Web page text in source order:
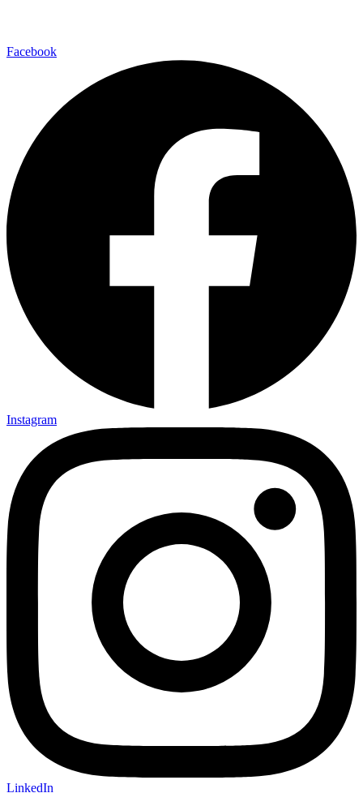
Facebook
Instagram
LinkedIn